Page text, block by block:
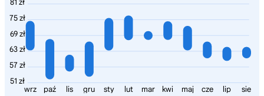
81 zł
75 zł
69 zł
63 zł
57 zł
51 zł
sie
lip
cze
maj
kwi
mar
lut
sty
gru
lis
paź
wrz